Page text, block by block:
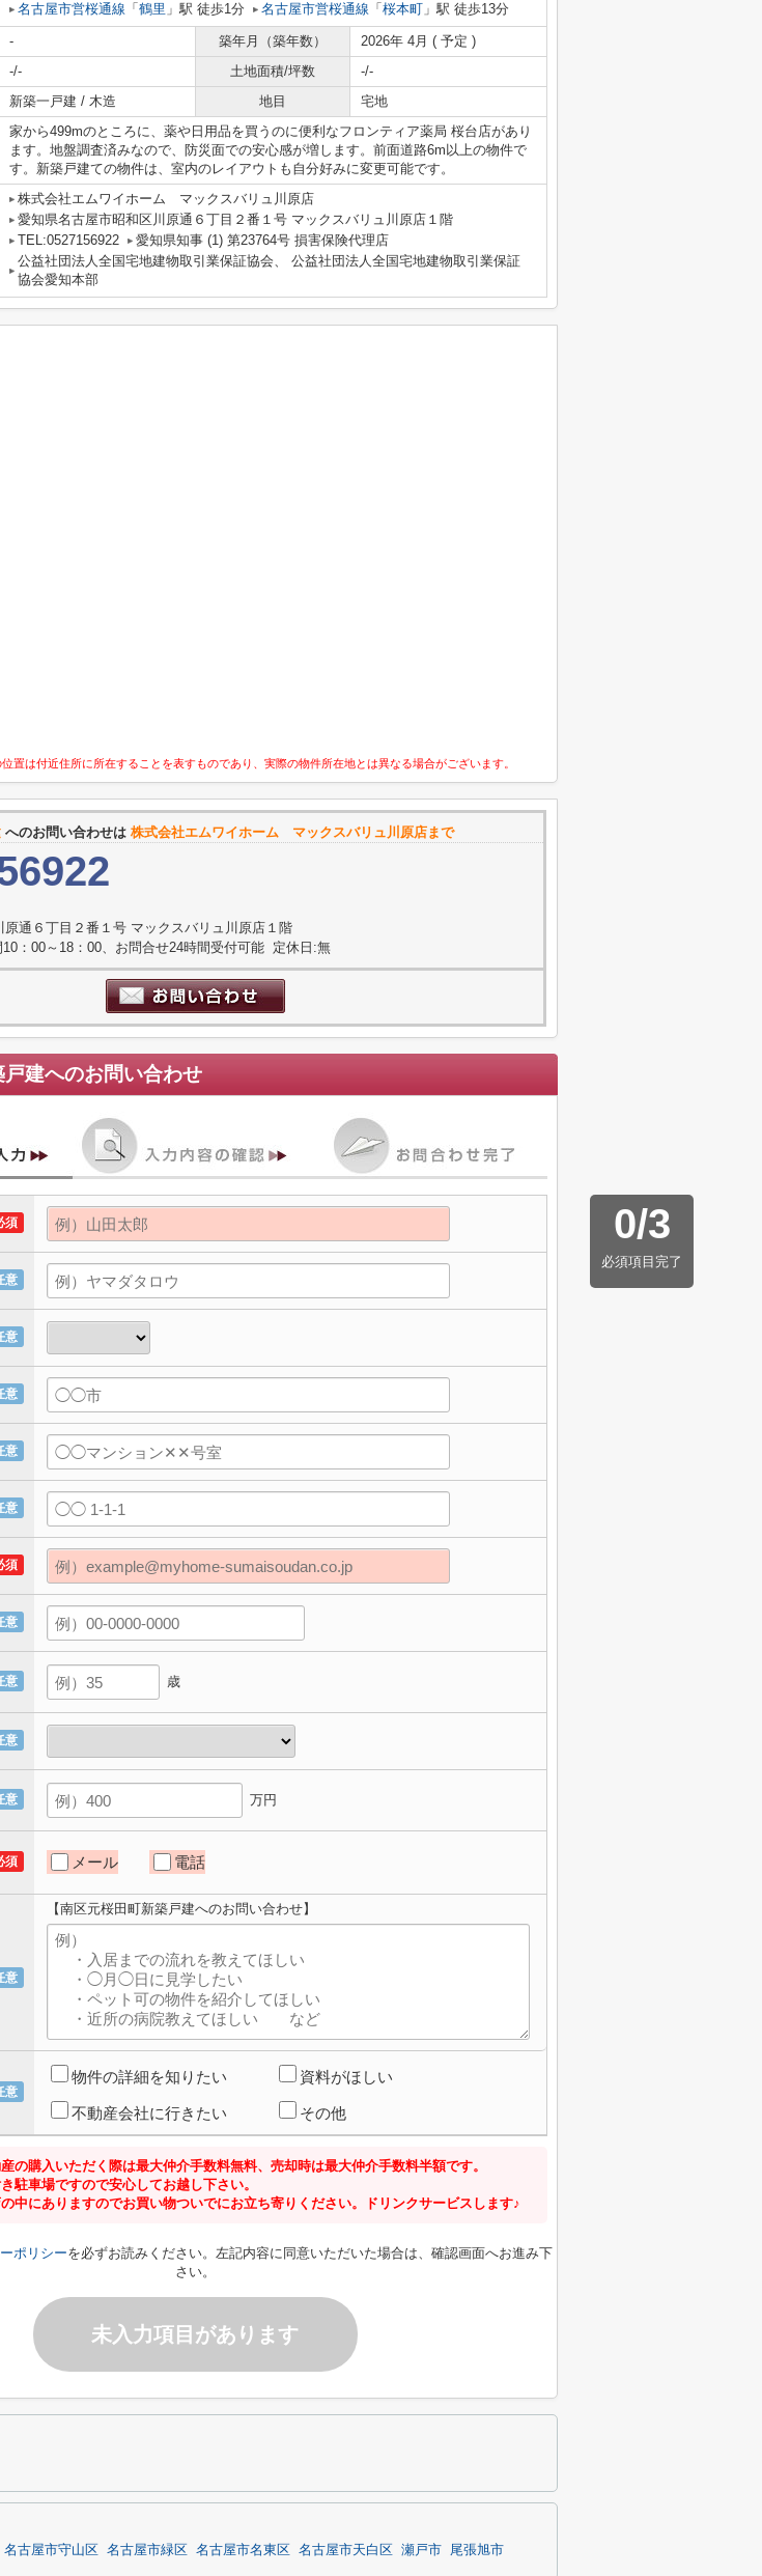
名古屋市営桜通線 「 鶴里 」駅 徒歩1分 名古屋市営桜通線 「 桜本町 」駅 徒歩13分
- 築年月（築年数）
2026年 4月 ( 予定 )
-/- 土地面積/坪数
-/-
新築一戸建 / 木造 地目 宅地
家から499mのところに、薬や日用品を買うのに便利なフロンティア薬局 桜台店があり
ます。地盤調査済みなので、防災面での安心感が増します。前面道路6m以上の物件で
す。新築戸建ての物件は、室内のレイアウトも自分好みに変更可能です。
株式会社エムワイホーム マックスバリュ川原店
愛知県名古屋市昭和区川原通６丁目２番１号 マックスバリュ川原店１階
TEL:0527156922
愛知県知事 (1) 第23764号 損害保険代理店
公益社団法人全国宅地建物取引業保証協会、 公益社団法人全国宅地建物取引業保証
協会愛知本部
置は付近住所に所在することを表すものであり、実際の物件所在地とは異なる場合がございます。
へのお問い合わせは 株式会社エムワイホーム マックスバリュ川原店まで
通６丁目２番１号 マックスバリュ川原店１階
10：00～18：00、お問合せ24時間受付可能 定休日:無
戸建へのお問い合わせ
0/3
必須項目完了
須
意
意
意
意
意
須
意
意 歳
意
意 万円
須 メール 電話
意
【南区元桜田町新築戸建へのお問い合わせ】
意
物件の詳細を知りたい 資料がほしい
不動産会社に行きたい その他
の購入いただく際は最大仲介手数料無料、売却時は最大仲介手数料半額です。
駐車場ですので安心してお越し下さい。
中にありますのでお買い物ついでにお立ち寄りください。ドリンクサービスします♪
ポリシーを必ずお読みください。左記内容に同意いただいた場合は、確認画面へお進み下
さい。
未入力項目があります
名古屋市守山区 名古屋市緑区 名古屋市名東区 名古屋市天白区 瀬戸市 尾張旭市